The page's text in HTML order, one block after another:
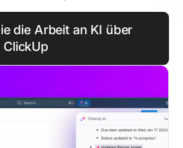
die Arbeit an KI über
ClickUp